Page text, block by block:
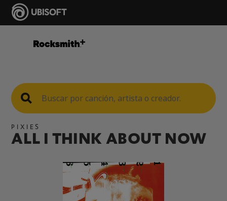
PIXIES
ALL I THINK ABOUT NOW